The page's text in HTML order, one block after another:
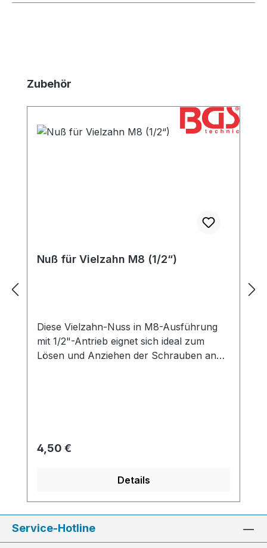
Produktgalerie überspringen
Zubehör
Nuß für Vielzahn M8 (1/2“)
Diese Vielzahn-Nuss in M8-Ausführung
mit 1/2"-Antrieb eignet sich ideal zum
Lösen und Anziehen der Schrauben an
Regulärer Preis:
4,50 €
Details
Service-Hotline